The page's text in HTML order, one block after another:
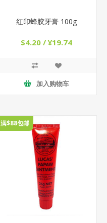
红印蜂胶牙膏 100g
$4.20 / ¥19.74
加入购物车
满$88包邮